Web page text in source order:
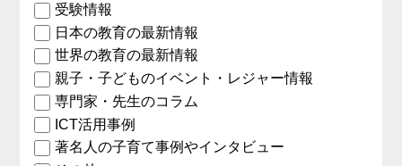
受験情報
日本の教育の最新情報
世界の教育の最新情報
親子・子どものイベント・レジャー情報
専門家・先生のコラム
ICT活用事例
著名人の子育て事例やインタビュー